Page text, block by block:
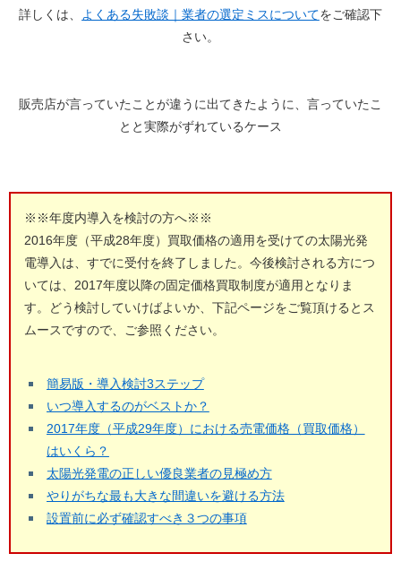
詳しくは、
よくある失敗談｜業者の選定ミスについてをご確認下
さい。
販売店が言っていたことが違うに出てきたように、言っていたこ
とと実際がずれているケース
※※年度内導入を検討の方へ※※
2016年度（平成28年度）買取価格の適用を受けての太陽光発
電導入は、すでに受付を終了しました。今後検討される方につ
いては、2017年度以降の固定価格買取制度が適用となりま
す。どう検討していけばよいか、下記ページをご覧頂けるとス
ムースですので、ご参照ください。
簡易版・導入検討3ステップ
いつ導入するのがベストか？
2017年度（平成29年度）における売電価格（買取価格）
はいくら？
太陽光発電の正しい優良業者の見極め方
やりがちな最も大きな間違いを避ける方法
設置前に必ず確認すべき３つの事項